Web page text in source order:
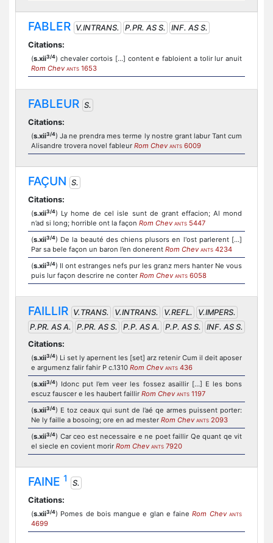
FABLER V.INTRANS. P.PR. AS S.
INF. AS S.
Citations:
(s.xii3/4) chevaler cortois [...] content e fabloient a tolir lur anuit
Rom Chev ANTS 1653
FABLEUR S.
Citations:
(s.xii3/4) Ja ne prendra mes terme ly nostre grant labur Tant cum
Alisandre trovera novel fableur Rom Chev ANTS 6009
FAÇUN S.
Citations:
(s.xii3/4) Ly home de cel isle sunt de grant effacion; Al mond
n’ad si long; horrible ont la façon Rom Chev ANTS 5447
(s.xii3/4) De la beauté des chiens plusors en l'ost parlerent [...]
Par sa bele façon un baron l’en donerent Rom Chev ANTS 4234
(s.xii3/4) Il ont estranges nefs pur les granz mers hanter Ne vous
puis lur façon descrire ne conter Rom Chev ANTS 6058
FAILLIR V.TRANS. V.INTRANS. V.REFL.
V.IMPERS.
P.PR. AS A.
P.PR. AS S. P.P. AS A. P.P. AS S.
INF. AS S.
Citations:
(s.xii3/4) Li set ly apernent les [set] arz retenir Cum il deit aposer
e argumenz falir fahir P c.1310 Rom Chev ANTS 436
(s.xii3/4) Idonc put l’em veer les fossez asaillir [...] E les bons
escuz fauscer e les haubert faillir Rom Chev ANTS 1197
(s.xii3/4) E toz ceaux qui sunt de l’aé qe armes puissent porter:
Ne ly faille a bosoing; ore en ad mester Rom Chev ANTS 2093
(s.xii3/4) Car ceo est necessaire e ne poet faillir Qe quant qe vit
el siecle en covient morir Rom Chev ANTS 7920
FAINE 1
S.
Citations:
(s.xii3/4) Pomes de bois mangue e glan e faineRom Chev ANTS
4699